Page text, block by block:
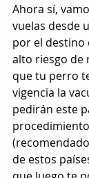
Ahora sí,
vuelas desde
por el destino
alto riesgo de
que tu perro
vigencia la
pedirán este
procedimiento
de estos